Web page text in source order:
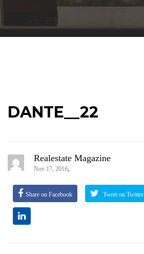
DANTE__22
Realestate Magazine
Nov 17, 2016,
Share on Facebook Tweet on Twitter